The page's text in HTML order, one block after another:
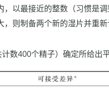
，以最接近的整数（习惯是
则制备两个新的湿片并重新
数400个精子）确定所给出